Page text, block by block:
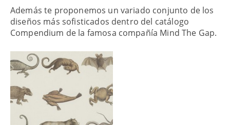
Además te proponemos un variado conjunto de los
diseños más sofisticados dentro del catálogo
Compendium de la famosa compañía Mind The Gap.